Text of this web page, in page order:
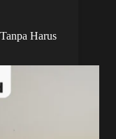
Harus